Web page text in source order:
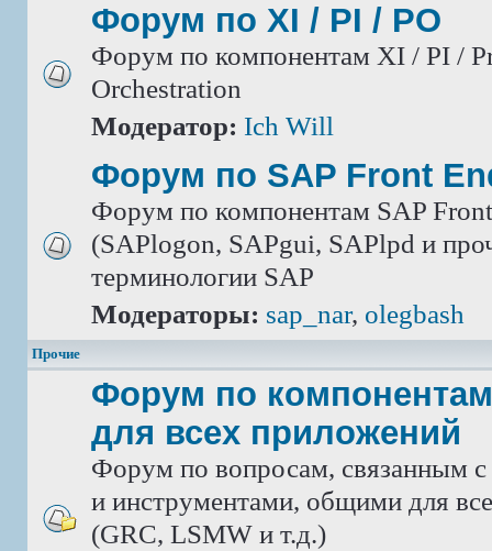
Форум по XI / PI / РО
Форум по компонентам XI / PI /
Orchestration
Модератор: Ich Will
Форум по SAP Front
Форум по компонентам SAP
(SAPlogon, SAPgui, SAPlpd и
терминологии SAP
Модераторы: sap_nar, olegbash
Прочие
Форум по
для всех приложений
Форум по вопросам, связанным
и инструментами, общими для
(GRC, LSMW и т.д.)